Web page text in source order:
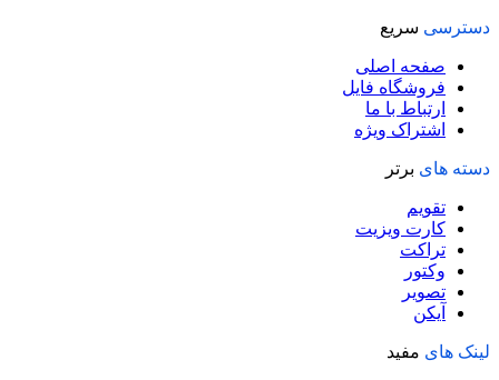
دارای
مختلفی
می
باشد.
گزینه
ممکن
صفحه
دسترسی سریع
صفحه اصلی
فروشگاه فایل
ارتباط با ما
اشتراک ویژه
دسته های برتر
تقویم
کارت ویزیت
تراکت
وکتور
تصویر
آیکن
لینک های مفید